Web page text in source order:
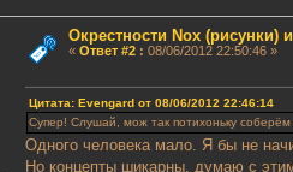
Окрестности Nox (рисунки)
« Ответ #2: 08/06/2012 22:50:46 »
Цитата: Evengard от 08/06/2012 22:46:14
Супер! Слушай, мож так потихоньку
Одного человека мало. Я бы не
Но концепты шикарны, думаю с